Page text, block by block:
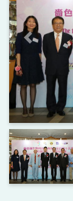
上一頁